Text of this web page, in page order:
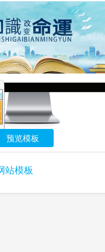
预览模板
站模板